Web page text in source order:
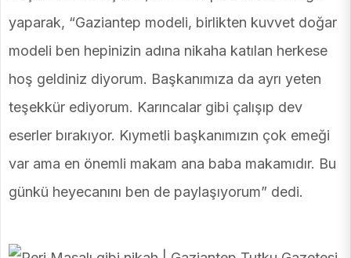
yaparak, “Gaziantep modeli, birlikten kuvvet doğar
modeli ben hepinizin adına nikaha katılan herkese
hoş geldiniz diyorum. Başkanımıza da ayrı yeten
teşekkür ediyorum. Karıncalar gibi çalışıp dev
eserler bırakıyor. Kıymetli başkanımızın çok emeği
var ama en önemli makam ana baba makamıdır. Bu
günkü heyecanını ben de paylaşıyorum” dedi.